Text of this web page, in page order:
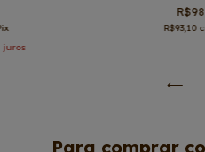
juros
R$93,10
Para comprar